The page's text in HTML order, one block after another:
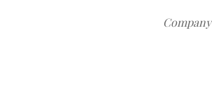
Company